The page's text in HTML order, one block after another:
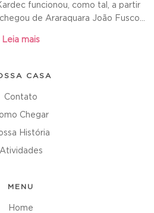
funcionou, como tal, a partir
de Araraquara João Fusco...
Leia mais
CASA
Contato
Chegar
História
Atividades
MENU
Home